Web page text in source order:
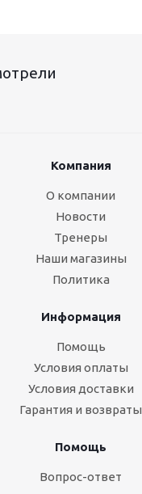
Компания
О компании
Новости
Тренеры
Наши магазины
Политика
Информация
Помощь
Условия оплаты
Условия доставки
Гарантия и возвраты
Помощь
Вопрос-ответ